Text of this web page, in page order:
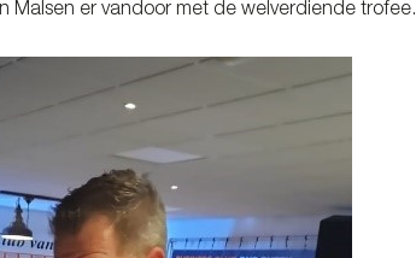
Malsen er vandoor met de welverdiende trofee.